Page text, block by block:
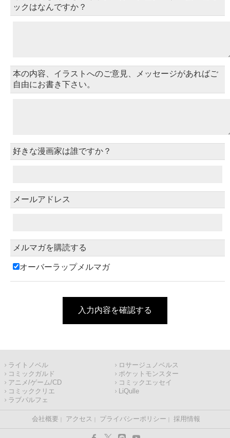
ックはなんですか？
本の内容、イラストへのご意見、メッセージがあればご
自由にお書き下さい。
好きな漫画家は誰ですか？
メールアドレス
メルマガを購読する
オーバーラップメルマガ
入力内容を確認する
ライトノベル
ロサージュノベルス
コミックガルド
ポケットモンスター
アニメ/ゲーム/CD
コミックエッセイ
コミッククリエ
LiQulle
ラブパルフェ
会社概要 アクセス プライバシーポリシー 採用情報